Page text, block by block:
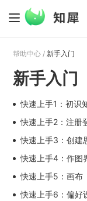
帮助中心 /新手入门
新手入门
快速上手1：初识
快速上手2：注册
快速上手3：创建
快速上手4：作图
快速上手5：画布
快速上手6：偏好